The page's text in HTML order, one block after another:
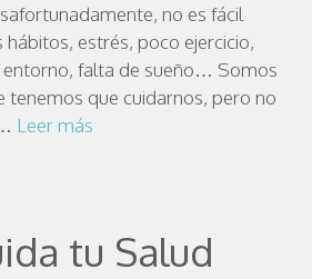
no es fácil
estrés, poco ejercicio,
falta de sueño… Somos
tenemos que cuidarnos, pero no
Leer más
tu Salud